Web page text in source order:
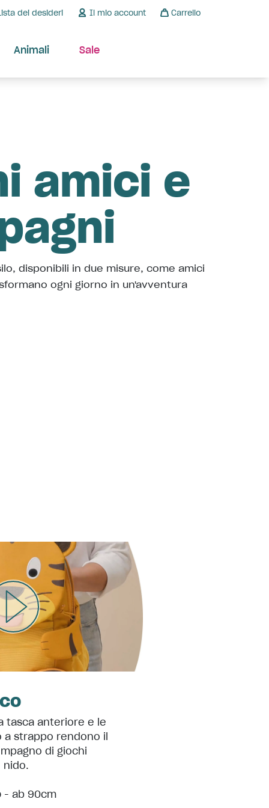
dei desideri Il mio account Carrello
Animali Sale
amici e
disponibili in due misure, come amici
ogni giorno in un'avventura
tasca anteriore e le
a strappo rendono il
di giochi
nido.
- ab 90cm